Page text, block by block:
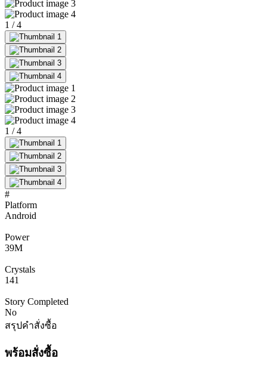
1 /4
1 /4
#
Platform
Android
Power
39M
Crystals
141
Story Completed
No
สรุปคำสั่งซื้อ
พร้อมสั่งซื้อ